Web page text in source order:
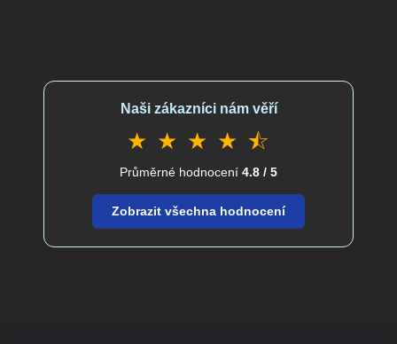
Naši zákazníci nám věří
★ ★ ★ ★ ⯪
Průměrné hodnocení 4.8 / 5
Zobrazit všechna hodnocení